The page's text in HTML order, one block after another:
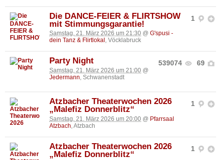
1
Die DANCE-FEIER & FLIRTSHOW
mit Stimmungsgarantie!
Samstag, 21. März 2026 um 21:30 @ G'spusi -
dein Tanz & Flirtlokal , Vöcklabruck
539074 69
Party Night
Samstag, 21. März 2026 um 21:00 @
Jedermann , Schwanenstadt
1
Atzbacher Theaterwochen 2026
„Malefiz Donnerblitz“
Samstag, 21. März 2026 um 20:00 @ Pfarrsaal
Atzbach , Atzbach
1
Atzbacher Theaterwochen 2026
„Malefiz Donnerblitz“